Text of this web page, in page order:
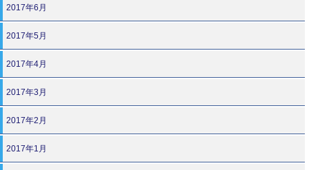
2017年6月
2017年5月
2017年4月
2017年3月
2017年2月
2017年1月